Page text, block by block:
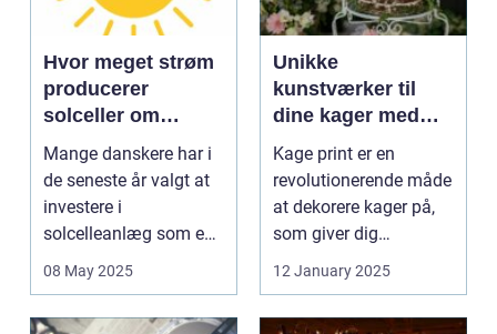
Hvor meget strøm
producerer
solceller om
vinteren?
Mange danskere har i
de seneste år valgt at
investere i
solcelleanlæg som en
bæred...
08 May 2025
Unikke
kunstværker til
dine kager med
kage print
Kage print er en
revolutionerende måde
at dekorere kager på,
som giver dig
mulighed for ...
12 January 2025